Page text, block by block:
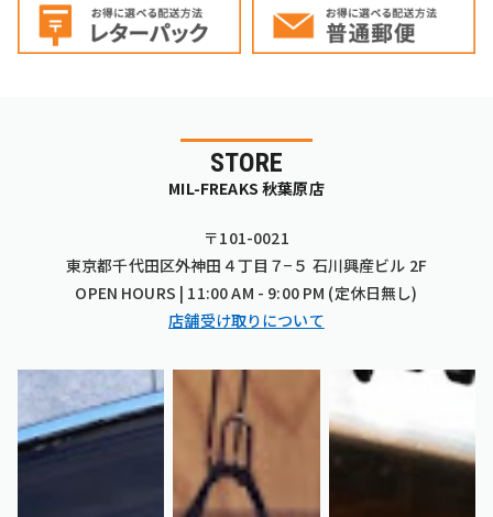
STORE
MIL-FREAKS 秋葉原店
〒101-0021
東京都千代田区外神田４丁目７−５ 石川興産ビル 2F
OPEN HOURS | 11:00 AM - 9:00 PM (定休日無し)
店舗受け取りについて